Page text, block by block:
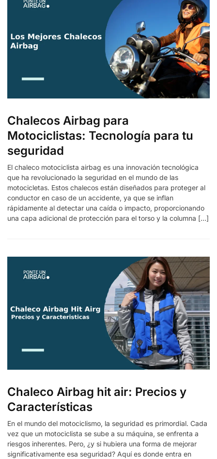
Chalecos Airbag para
Motociclistas: Tecnología para tu
seguridad
El chaleco motociclista airbag es una innovación tecnológica
que ha revolucionado la seguridad en el mundo de las
motocicletas. Estos chalecos están diseñados para proteger al
conductor en caso de un accidente, ya que se inflan
rápidamente al detectar una caída o impacto, proporcionando
una capa adicional de protección para el torso y la columna […]
Chaleco Airbag hit air: Precios y
Características
En el mundo del motociclismo, la seguridad es primordial. Cada
vez que un motociclista se sube a su máquina, se enfrenta a
riesgos inherentes. Pero, ¿y si hubiera una forma de mejorar
significativamente esa seguridad? Aquí es donde entra en